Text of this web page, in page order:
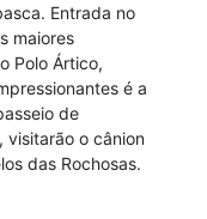
Entrada no
maiores
Polo Ártico,
é a
de
visitarão o cânion
das Rochosas.